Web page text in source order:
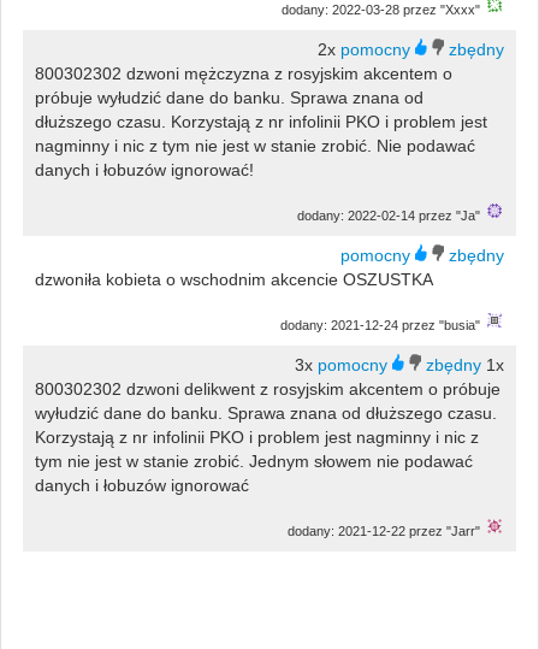
dodany: 2022-03-28 przez "Xxxx"
2x
800302302 dzwoni mężczyzna z rosyjskim akcentem o
próbuje wyłudzić dane do banku. Sprawa znana od
dłuższego czasu. Korzystają z nr infolinii PKO i problem jest
nagminny i nic z tym nie jest w stanie zrobić. Nie podawać
danych i łobuzów ignorować!
dodany: 2022-02-14 przez "Ja"
dzwoniła kobieta o wschodnim akcencie OSZUSTKA
dodany: 2021-12-24 przez "busia"
3x
1x
800302302 dzwoni delikwent z rosyjskim akcentem o próbuje
wyłudzić dane do banku. Sprawa znana od dłuższego czasu.
Korzystają z nr infolinii PKO i problem jest nagminny i nic z
tym nie jest w stanie zrobić. Jednym słowem nie podawać
danych i łobuzów ignorować
dodany: 2021-12-22 przez "Jarr"